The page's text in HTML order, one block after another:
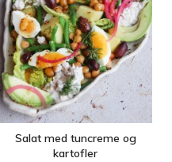
Salat med tuncreme og
kartofler